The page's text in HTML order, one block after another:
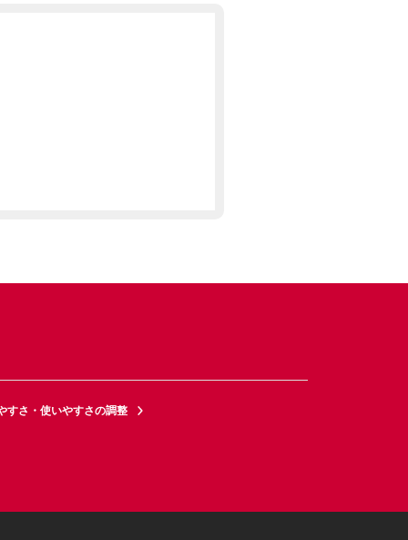
すさ・使いやすさの調整